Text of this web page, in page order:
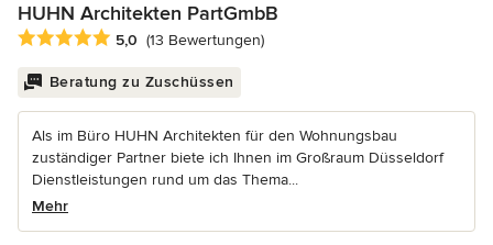
HUHN Architekten PartGmbB
Durchschnittliche Bewertung: 5 von 5 Sternen
5,0 (13 Bewertungen)
Beratung zu Zuschüssen
Als im Büro HUHN Architekten für den Wohnungsbau
zuständiger Partner biete ich Ihnen im Großraum Düsseldorf
Dienstleistungen rund um das Thema...
Mehr